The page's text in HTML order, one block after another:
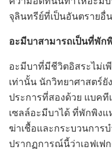
จุลินทรีย์ที่เป็นอันตรายอื่
อะมีบาสามารถเป็นที่พัก
อะมีบาที่มีชีวิตอิสระไม่เ
เท่านั้น นักวิทยาศาสตร์ยั
ประการที่สองด้วย แบคที
เซลล์อะมีบาได้ ที่พักพิงแ
ฆ่าเชื้อและกระบวนการ
ปรากฏการณ์นี้ว่าเอฟเฟ